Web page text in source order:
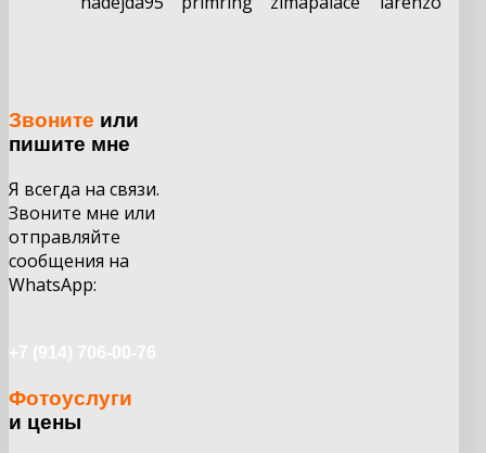
Звоните или
пишите мне
Я всегда на связи.
Звоните мне или
отправляйте
сообщения на
WhatsApp:
Фотоуслуги
и цены